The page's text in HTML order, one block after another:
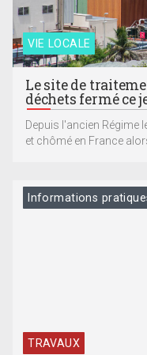
VIE LOCALE
Le site de
déchets fermé ce
Depuis l'ancien Régime
et chômé en France
TRAVAUX
Informations